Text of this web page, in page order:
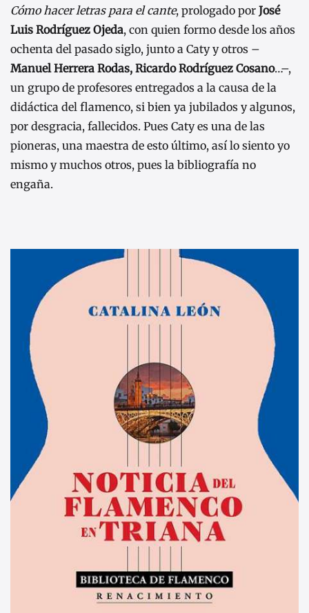
Cómo hacer letras para el cante, prologado por José
Luis Rodríguez Ojeda, con quien formo desde los años
ochenta del pasado siglo, junto a Caty y otros –
Manuel Herrera Rodas, Ricardo Rodríguez Cosano…–,
un grupo de profesores entregados a la causa de la
didáctica del flamenco, si bien ya jubilados y algunos,
por desgracia, fallecidos. Pues Caty es una de las
pioneras, una maestra de esto último, así lo siento yo
mismo y muchos otros, pues la bibliografía no
engaña.